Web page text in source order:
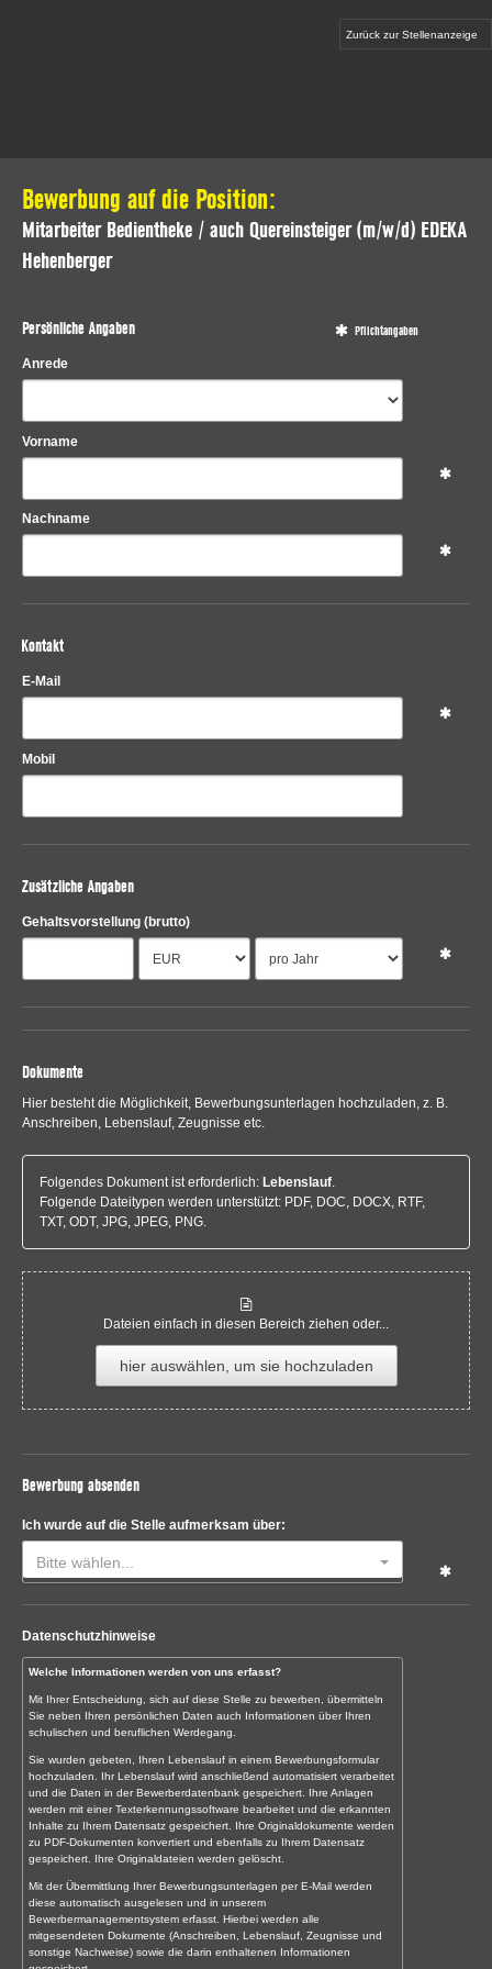
Zurück zur Stellenanzeige
Bewerbung auf die Position:
Mitarbeiter Bedientheke / auch Quereinsteiger (m/w/d) EDEKA
Hehenberger
Persönliche Angaben Pflichtangaben
Anrede
Vorname
Nachname
Kontakt
E-Mail
Mobil
Zusätzliche Angaben
Gehaltsvorstellung (brutto)
Dokumente
Hier besteht die Möglichkeit, Bewerbungsunterlagen hochzuladen, z. B.
Anschreiben, Lebenslauf, Zeugnisse etc.
Folgendes Dokument ist erforderlich: Lebenslauf.
Folgende Dateitypen werden unterstützt: PDF, DOC, DOCX, RTF,
TXT, ODT, JPG, JPEG, PNG.
Dateien einfach in diesen Bereich ziehen oder...
hier auswählen, um sie hochzuladen
Bewerbung absenden
Ich wurde auf die Stelle aufmerksam über:
Bitte wählen...
Datenschutzhinweise
Welche Informationen werden von uns erfasst?
Mit Ihrer Entscheidung, sich auf diese Stelle zu bewerben, übermitteln
Sie neben Ihren persönlichen Daten auch Informationen über Ihren
schulischen und beruflichen Werdegang.
Sie wurden gebeten, Ihren Lebenslauf in einem Bewerbungsformular
hochzuladen. Ihr Lebenslauf wird anschließend automatisiert verarbeitet
und die Daten in der Bewerberdatenbank gespeichert. Ihre Anlagen
werden mit einer Texterkennungssoftware bearbeitet und die erkannten
Inhalte zu Ihrem Datensatz gespeichert. Ihre Originaldokumente werden
zu PDF-Dokumenten konvertiert und ebenfalls zu Ihrem Datensatz
gespeichert. Ihre Originaldateien werden gelöscht.
Mit der Übermittlung Ihrer Bewerbungsunterlagen per E-Mail werden
diese automatisch ausgelesen und in unserem
Bewerbermanagementsystem erfasst. Hierbei werden alle
mitgesendeten Dokumente (Anschreiben, Lebenslauf, Zeugnisse und
sonstige Nachweise) sowie die darin enthaltenen Informationen